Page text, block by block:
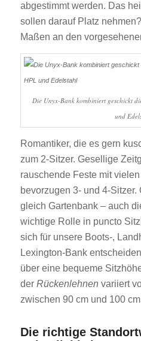
abgestimmt werden. Das
sollen darauf Platz
Maßen an den
Die Unyx-Bank kombiniert geschickt
und
Romantiker, die es gern
zum 2-Sitzer. Gesellige
rauschende Feste mit
bevorzugen 3- und 4-Sitzer.
gleich Gartenbank – auch
wichtige Rolle in puncto
sich für unsere Boots-,
Lexington-Bank
über eine bequeme
der Rückenlehnen variiert
zwischen 90 cm und 100
Die richtige